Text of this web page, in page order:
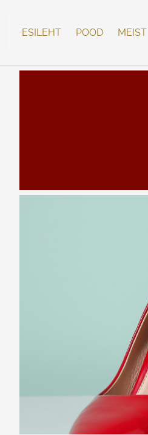
ESILEHT POOD MEIST